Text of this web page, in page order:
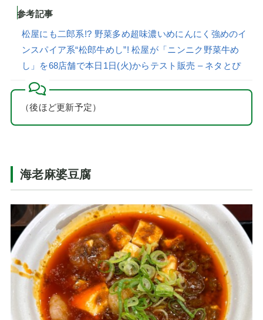
参考記事
松屋にも二郎系!? 野菜多め超味濃いめにんにく強めのイ
ンスパイア系“松郎牛めし”! 松屋が「ニンニク野菜牛め
し」を68店舗で本日1日(火)からテスト販売 – ネタとぴ
（後ほど更新予定）
海老麻婆豆腐